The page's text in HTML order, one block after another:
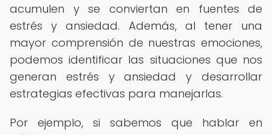
acumulen y se conviertan en fuentes de
estrés y ansiedad. Además, al tener una
mayor comprensión de nuestras emociones,
podemos identificar las situaciones que nos
generan estrés y ansiedad y desarrollar
estrategias efectivas para manejarlas.
Por ejemplo, si sabemos que hablar en